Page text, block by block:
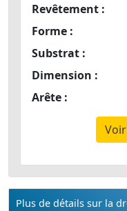
Revêtement :
Forme :
Substrat :
Dimension :
Arête :
Plus de détails sur la